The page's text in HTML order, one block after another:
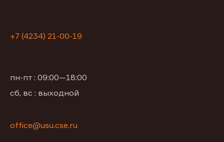
+7 (4234) 21-00-19
пн-пт : 09:00—18:00
сб, вс : выходной
office@usu.cse.ru